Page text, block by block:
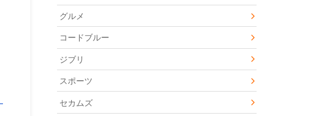
グルメ
コードブルー
ジブリ
スポーツ
セカムズ